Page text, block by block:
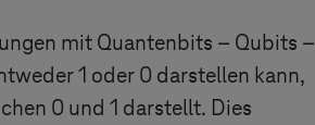
mit Quantenbits – Qubits –
1 oder 0 darstellen kann,
0 und 1 darstellt. Dies